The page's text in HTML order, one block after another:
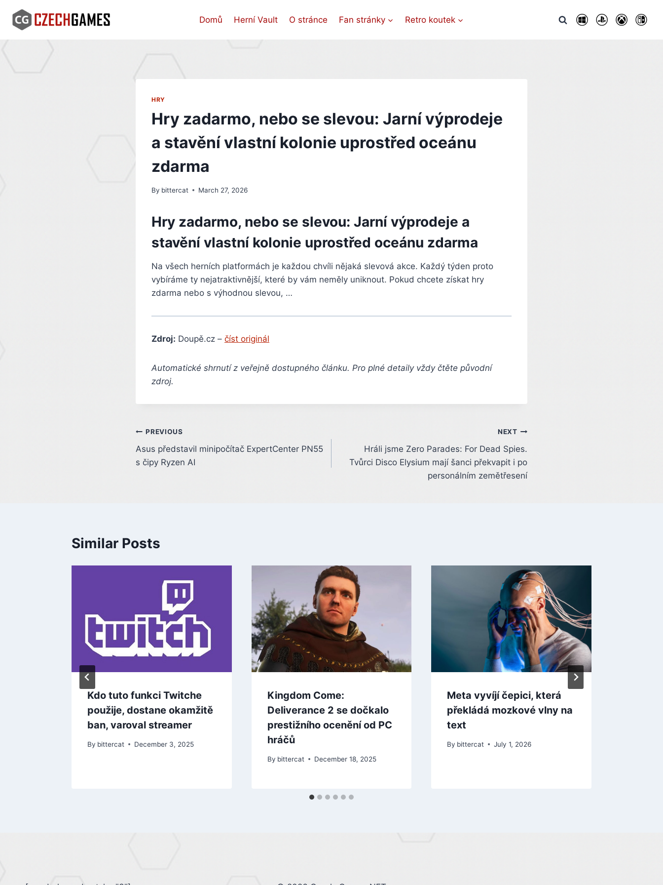
content
Domů Herní Vault O stránce Fan stránky Retro koutek
HRY
Hry zadarmo, nebo se slevou: Jarní výprodeje
a stavění vlastní kolonie uprostřed oceánu
zdarma
By bittercat March 27, 2026
Hry zadarmo, nebo se slevou: Jarní výprodeje a
stavění vlastní kolonie uprostřed oceánu zdarma
Na všech herních platformách je každou chvíli nějaká slevová akce. Každý týden proto
vybíráme ty nejatraktivnější, které by vám neměly uniknout. Pokud chcete získat hry
zdarma nebo s výhodnou slevou, …
Zdroj: Doupě.cz – číst originál
Automatické shrnutí z veřejně dostupného článku. Pro plné detaily vždy čtěte původní
zdroj.
Post
navigation
PREVIOUS
Asus představil minipočítač ExpertCenter PN55
s čipy Ryzen AI
NEXT
Hráli jsme Zero Parades: For Dead Spies.
Tvůrci Disco Elysium mají šanci překvapit i po
personálním zemětřesení
Similar Posts
Kdo tuto funkci Twitche
použije, dostane okamžitě
ban, varoval streamer
By bittercat December 3, 2025
Kingdom Come:
Deliverance 2 se dočkalo
prestižního ocenění od PC
hráčů
By bittercat December 18, 2025
Meta vyvíjí čepici, která
překládá mozkové vlny na
text
By bittercat July 1, 2026